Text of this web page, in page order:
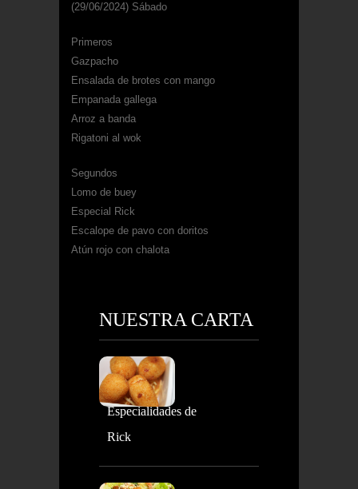
(29/06/2024) Sábado
Primeros
Gazpacho
Ensalada de brotes con mango
Empanada gallega
Arroz a banda
Rigatoni al wok
Segundos
Lomo de buey
Especial Rick
Escalope de pavo con doritos
Atún rojo con chalota
NUESTRA CARTA
Especialidades de
Rick